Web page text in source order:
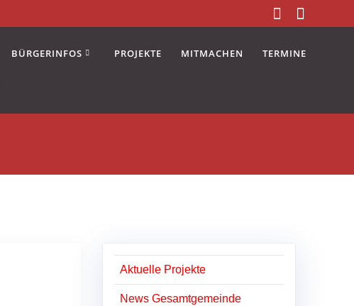
BÜRGERINFOS PROJEKTE MITMACHEN TERMINE
Aktuelle Projekte
News Gesamtgemeinde